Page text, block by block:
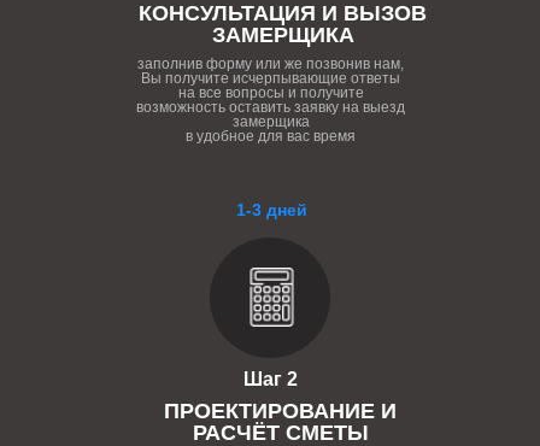
1-3 дней
Шаг 2
ПРОЕКТИРОВАНИЕ И
РАСЧЁТ СМЕТЫ
КОНСУЛЬТАЦИЯ И ВЫЗОВ
ЗАМЕРЩИКА
заполнив форму или же позвонив нам,
Вы получите исчерпывающие ответы
на все вопросы и получите
возможность оставить заявку на выезд
замерщика
в удобное для вас время